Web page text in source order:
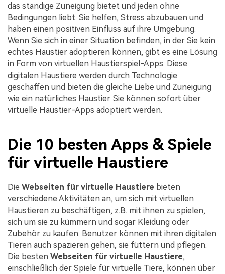
das ständige Zuneigung bietet und jeden ohne
Bedingungen liebt. Sie helfen, Stress abzubauen und
haben einen positiven Einfluss auf ihre Umgebung.
Wenn Sie sich in einer Situation befinden, in der Sie kein
echtes Haustier adoptieren können, gibt es eine Lösung
in Form von virtuellen Haustierspiel-Apps. Diese
digitalen Haustiere werden durch Technologie
geschaffen und bieten die gleiche Liebe und Zuneigung
wie ein natürliches Haustier. Sie können sofort über
virtuelle Haustier-Apps adoptiert werden.
Die 10 besten Apps & Spiele
für virtuelle Haustiere
Die Webseiten für virtuelle Haustiere bieten
verschiedene Aktivitäten an, um sich mit virtuellen
Haustieren zu beschäftigen, z.B. mit ihnen zu spielen,
sich um sie zu kümmern und sogar Kleidung oder
Zubehör zu kaufen. Benutzer können mit ihren digitalen
Tieren auch spazieren gehen, sie füttern und pflegen.
Die besten Webseiten für virtuelle Haustiere,
einschließlich der Spiele für virtuelle Tiere, können über